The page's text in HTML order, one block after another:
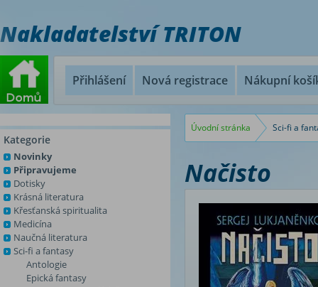
Nakladatelství TRITON
Přihlášení Nová registrace Nákupní
Kategorie
Novinky
Připravujeme
Dotisky
Krásná literatura
Křesťanská spiritualita
Medicína
Naučná literatura
Sci-fi a fantasy
Antologie
Epická fantasy
Úvodní stránka Sci-fi a
Načisto